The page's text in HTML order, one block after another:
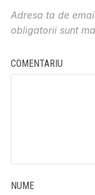
Adresa ta de
obligatorii sunt
COMENTARIU
NUME